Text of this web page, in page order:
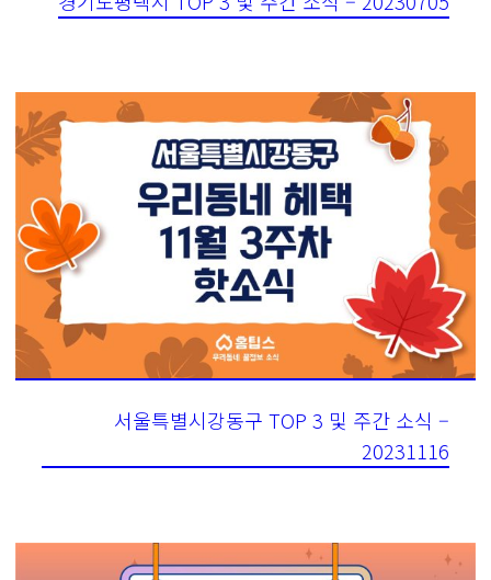
서울특별시강동구 TOP 3 및 주간 소식 –
20231116